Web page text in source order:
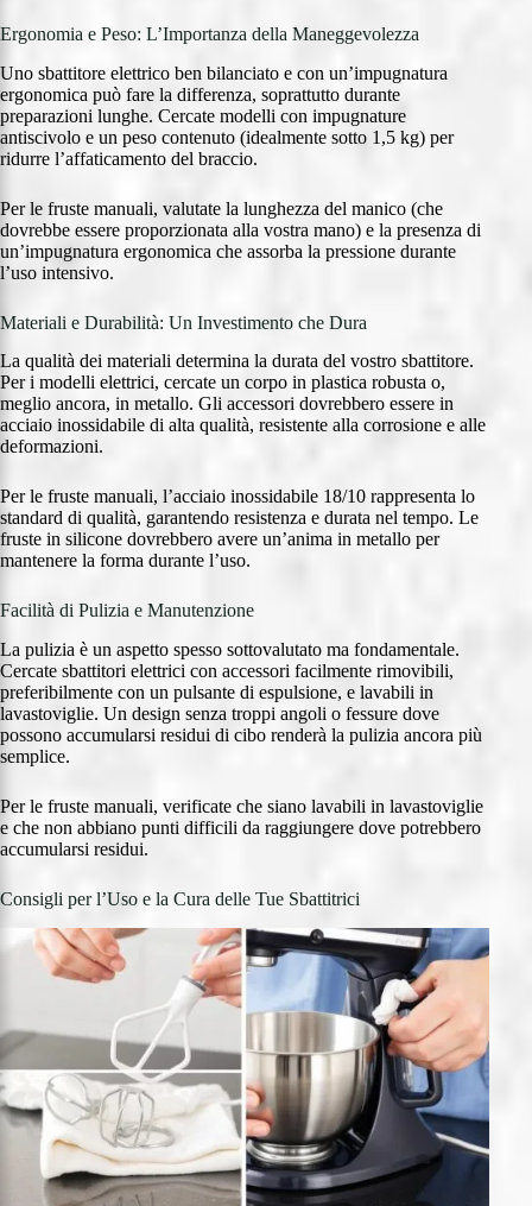
Ergonomia e Peso: L’Importanza della Maneggevolezza
Uno sbattitore elettrico ben bilanciato e con un’impugnatura
ergonomica può fare la differenza, soprattutto durante
preparazioni lunghe. Cercate modelli con impugnature
antiscivolo e un peso contenuto (idealmente sotto 1,5 kg) per
ridurre l’affaticamento del braccio.
Per le fruste manuali, valutate la lunghezza del manico (che
dovrebbe essere proporzionata alla vostra mano) e la presenza di
un’impugnatura ergonomica che assorba la pressione durante
l’uso intensivo.
Materiali e Durabilità: Un Investimento che Dura
La qualità dei materiali determina la durata del vostro sbattitore.
Per i modelli elettrici, cercate un corpo in plastica robusta o,
meglio ancora, in metallo. Gli accessori dovrebbero essere in
acciaio inossidabile di alta qualità, resistente alla corrosione e alle
deformazioni.
Per le fruste manuali, l’acciaio inossidabile 18/10 rappresenta lo
standard di qualità, garantendo resistenza e durata nel tempo. Le
fruste in silicone dovrebbero avere un’anima in metallo per
mantenere la forma durante l’uso.
Facilità di Pulizia e Manutenzione
La pulizia è un aspetto spesso sottovalutato ma fondamentale.
Cercate sbattitori elettrici con accessori facilmente rimovibili,
preferibilmente con un pulsante di espulsione, e lavabili in
lavastoviglie. Un design senza troppi angoli o fessure dove
possono accumularsi residui di cibo renderà la pulizia ancora più
semplice.
Per le fruste manuali, verificate che siano lavabili in lavastoviglie
e che non abbiano punti difficili da raggiungere dove potrebbero
accumularsi residui.
Consigli per l’Uso e la Cura delle Tue Sbattitrici